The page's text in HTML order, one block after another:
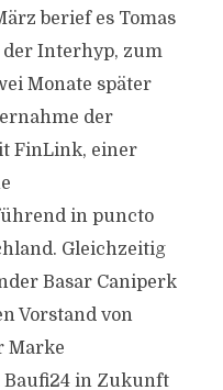
berief es Tomas
der Interhyp, zum
Monate später
der
FinLink, einer
in puncto
Gleichzeitig
Basar Caniperk
Vorstand von
Marke
Baufi24 in Zukunft